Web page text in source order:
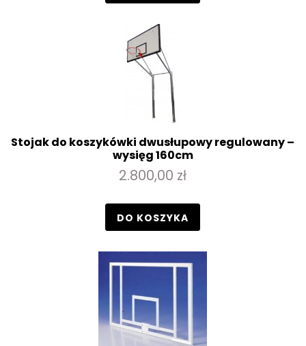
Stojak do koszykówki dwusłupowy regulowany –
wysięg 160cm
2.800,00 zł
DO KOSZYKA